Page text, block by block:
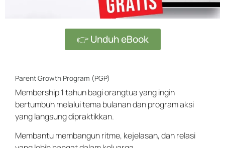
👉 Unduh eBook
Parent Growth Program (PGP)
Membership 1 tahun bagi orangtua yang ingin
bertumbuh melalui tema bulanan dan program aksi
yang langsung dipraktikkan.
Membantu membangun ritme, kejelasan, dan relasi